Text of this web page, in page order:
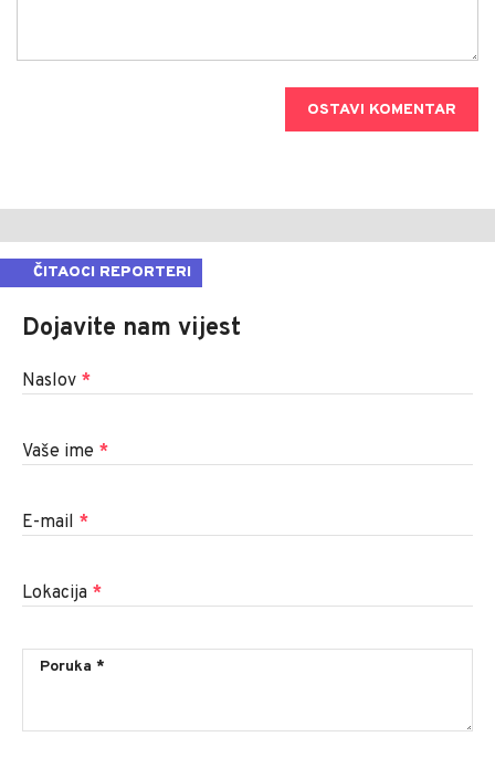
OSTAVI KOMENTAR
ČITAOCI REPORTERI
Dojavite nam vijest
Naslov *
Vaše ime *
E-mail *
Lokacija *